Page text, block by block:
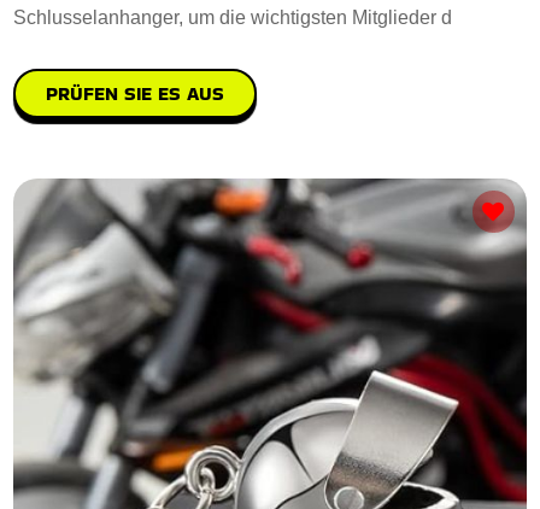
Schlusselanhanger, um die wichtigsten Mitglieder d
PRÜFEN SIE ES AUS